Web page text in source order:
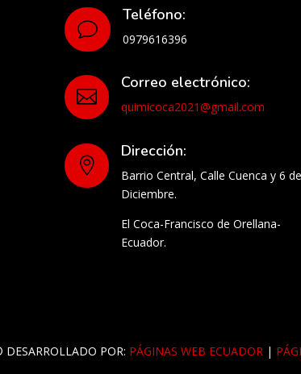
v
Teléfono:
0979616396

Correo electrónico:
quimicoca2021@gmail.com

Dirección:
Barrio Central, Calle Cuenca y 6 de
Diciembre.
El Coca-Francisco de Orellana-
Ecuador.
DESARROLLADO POR: PÁGINAS WEB ECUADOR |